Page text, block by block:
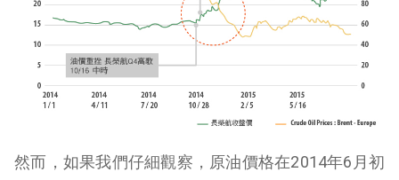
然而，如果我們仔細觀察，原油價格在2014年6月初